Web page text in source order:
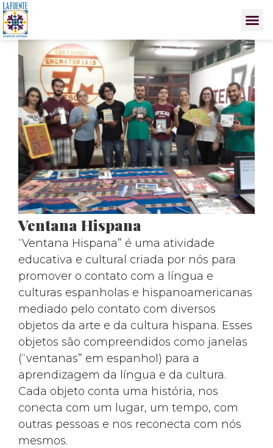
Ventana Hispana
“Ventana Hispana” é uma atividade
educativa e cultural criada por nós para
promover o contato com a língua e
culturas espanholas e hispanoamericanas
mediado pelo contato com diversos
objetos da arte e da cultura hispana. Esses
objetos são compreendidos como janelas
(“ventanas” em espanhol) para a
aprendizagem da língua e da cultura.
Cada objeto conta uma história, nos
conecta com um lugar, um tempo, com
outras pessoas e nos reconecta com nós
mesmos.